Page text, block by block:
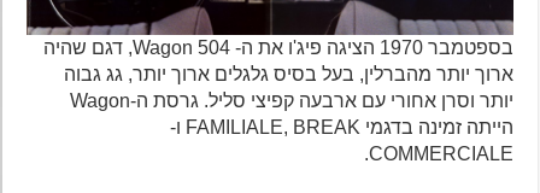
בספטמבר 1970 הציגה פיג'ו את ה- 504 Wagon, דגם שהיה
ארוך יותר מהברלין, בעל בסיס גלגלים ארוך יותר, גג גבוה
יותר וסרן אחורי עם ארבעה קפיצי סליל. גרסת ה-Wagon
הייתה זמינה בדגמי FAMILIALE, BREAK ו-
COMMERCIALE.